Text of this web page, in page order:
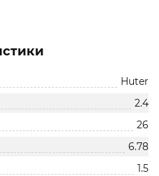
Huter
2.4
26
6.78
1.5